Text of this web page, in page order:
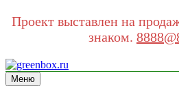
Проект выставлен на
знаком.
Перейти
к
содержимому
greenbox.ru
сайт про экологию
Меню